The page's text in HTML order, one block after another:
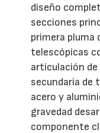
diseño
secciones
primera pluma
telescópicas
articulación
secundaria de
acero y
gravedad
componente